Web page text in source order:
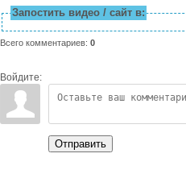
Запостить видео / сайт в:
Всего комментариев: 0
Войдите:
Отправить